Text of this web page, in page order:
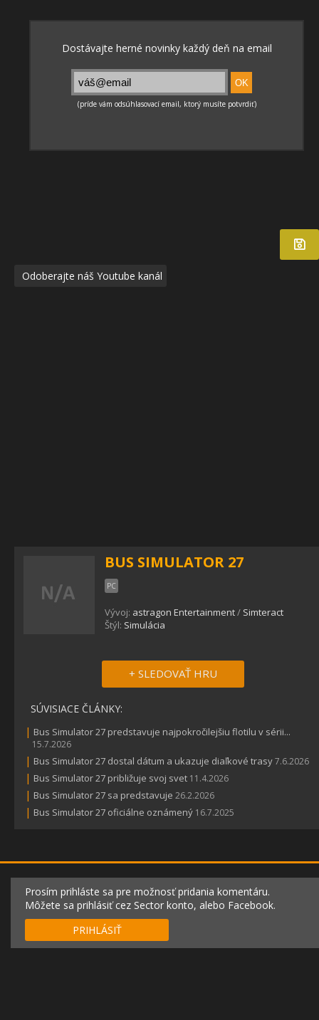
Odoberajte náš Youtube kanál
BUS SIMULATOR 27
PC
Vývoj: astragon Entertainment/ Simteract
Štýl: Simulácia
+ SLEDOVAŤ HRU
SÚVISIACE ČLÁNKY:
| Bus Simulator 27 predstavuje najpokročilejšiu flotilu v sérii...
15.7.2026
| Bus Simulator 27 dostal dátum a ukazuje diaľkové trasy7.6.2026
| Bus Simulator 27 približuje svoj svet 11.4.2026
| Bus Simulator 27 sa predstavuje 26.2.2026
| Bus Simulator 27 oficiálne oznámený 16.7.2025
Prosím prihláste sa pre možnosť pridania komentáru.
Môžete sa prihlásiť cez Sector konto, alebo Facebook.
PRIHLÁSIŤ